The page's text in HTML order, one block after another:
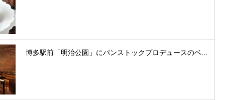
博多駅前「明治公園」にパンストックプロデュースのベ...